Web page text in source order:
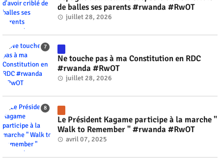
de balles ses parents #rwanda #RwOT
juillet 28, 2026
Ne touche pas à ma Constitution en RDC
#rwanda #RwOT
juillet 28, 2026
Le Président Kagame participe à la marche "
Walk to Remember " #rwanda #RwOT
avril 07, 2025